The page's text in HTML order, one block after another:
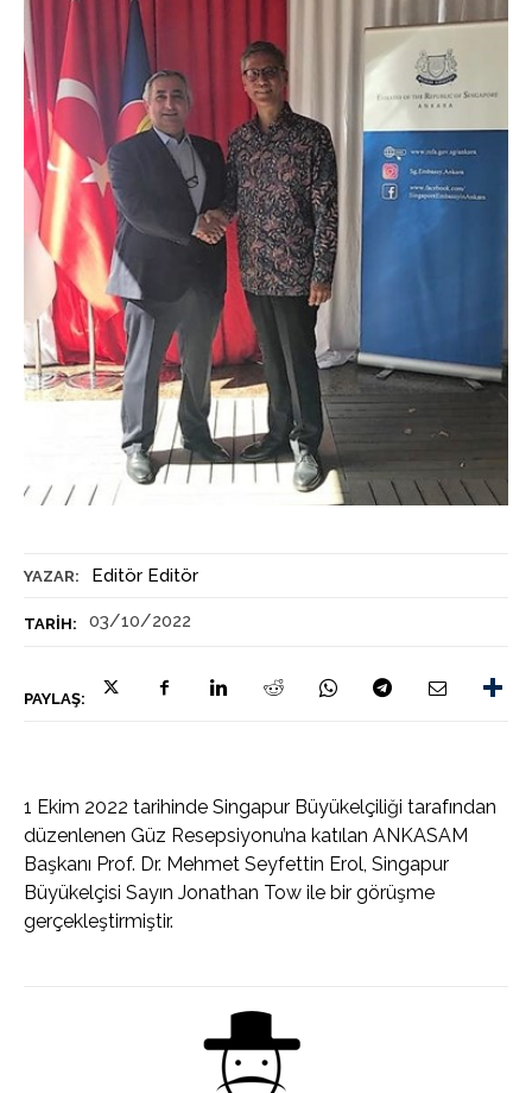
YAZAR: Editör Editör
TARIH: 03/10/2022
PAYLAŞ:
1 Ekim 2022 tarihinde Singapur Büyükelçiliği tarafından
düzenlenen Güz Resepsiyonu’na katılan ANKASAM
Başkanı Prof. Dr. Mehmet Seyfettin Erol, Singapur
Büyükelçisi Sayın Jonathan Tow ile bir görüşme
gerçekleştirmiştir.